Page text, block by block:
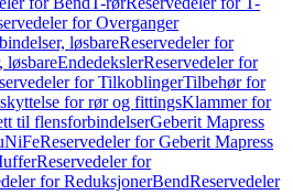
for Overganger
løsbareReservedeler for
løsbareEndedekslerReservedeler for
for TilkoblingerTilbehør for
for rør og fittingsKlammer for
til flensforbindelserGeberit Mapress
Reservedeler for Geberit Mapress
Reservedeler for
for ReduksjonerBendReservedeler